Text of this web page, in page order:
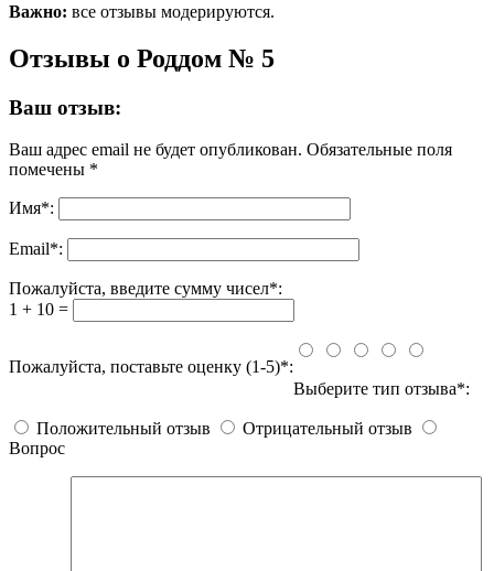
Важно: все отзывы модерируются.
Отзывы о Роддом № 5
Ваш отзыв:
Ваш адрес email не будет опубликован. Обязательные поля
помечены *
Имя*:
Email*:
Пожалуйста, введите сумму чисел*:
1 + 10 =
Пожалуйста, поставьте оценку (1-5)*:
Выберите тип отзыва*:
Положительный отзыв
Отрицательный отзыв
Вопрос